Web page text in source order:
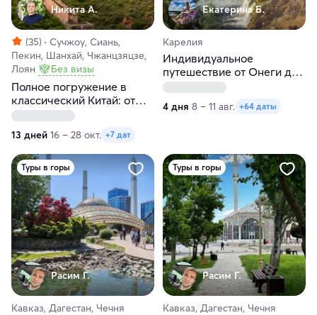
Никита А.
(35)
Сучжоу, Сиань,
Пекин, Шанхай, Чжанцзяцзе,
Лоян
Без визы
Полное погружение в
классический Китай: от
Пекина до Шанхая
13 дней 16 – 28 окт. +7 дат
Екатерина Б.
Карелия
Индивидуальное
путешествие от Онеги до
Ладоги в любые даты
4 дня 8 – 11 авг. +64 даты
Туры в горы
Расим Г.
Кавказ, Дагестан, Чечня
Туры в горы
Расим Г.
Кавказ, Дагестан, Чечня